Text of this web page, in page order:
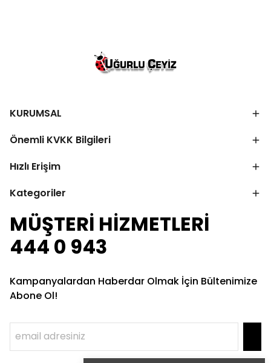
KURUMSAL
Önemli KVKK Bilgileri
Hızlı Erişim
Kategoriler
MÜŞTERİ HİZMETLERİ
444 0 943
Kampanyalardan Haberdar Olmak İçin Bültenimize
Abone Ol!